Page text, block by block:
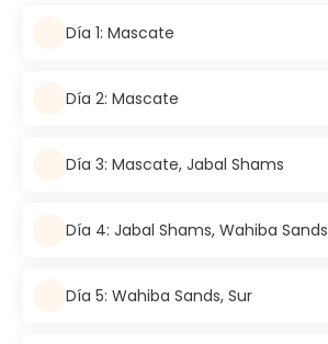
Día 1: Mascate
Día 2: Mascate
Día 3: Mascate, Jabal Shams
Día 4: Jabal Shams, Wahiba Sands
Día 5: Wahiba Sands, Sur